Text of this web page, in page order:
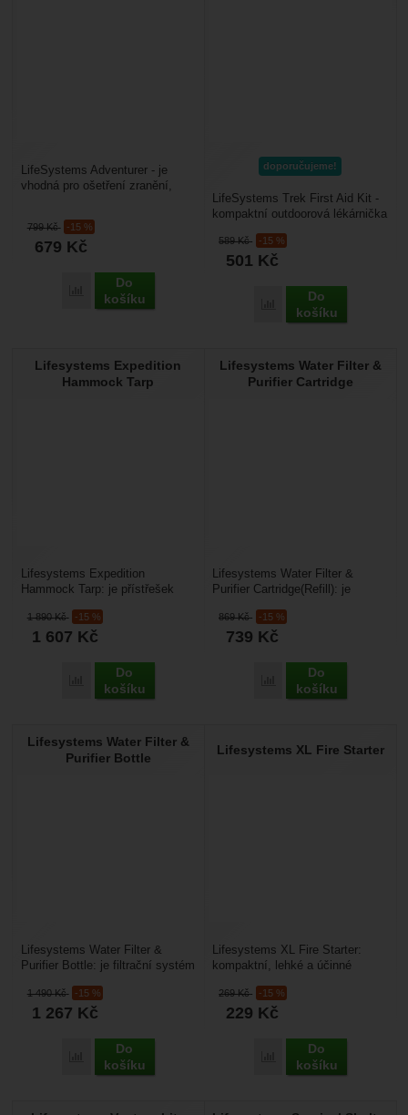
799Kč -15 %
679 Kč
Přidat 'LifeSystems Adventurer' k porovnání
Do
košíku
LifeSystems Adventurer - je
vhodná pro ošetření zranění,
pobytu v přírodě,...
doporučujeme!
589Kč -15 %
501 Kč
Přidat 'LifeSystems
Do
košíku
LifeSystems Trek First Aid Kit -
kompaktní outdoorová lékárnička
outdoorové sporty...
Lifesystems Expedition
Hammock Tarp
1 890Kč -15 %
1 607 Kč
Přidat 'Lifesystems Expedition Hammock Tarp' k porovnání
Do
košíku
Lifesystems Expedition
Hammock Tarp: je přístřešek
potřebného zázemí před...
Lifesystems Water Filter &
Purifier Cartridge
869Kč -15 %
739 Kč
Přidat 'Lifesystems
Do
košíku
Lifesystems Water Filter &
Purifier Cartridge(Refill): je
Lifesystems...
Lifesystems Water Filter &
Purifier Bottle
1 490Kč -15 %
1 267 Kč
Přidat 'Lifesystems Water Filter &amp; Purifier Bottle' k
Do
košíku
Lifesystems Water Filter &
Purifier Bottle: je filtrační systém
cestovatele....
Lifesystems XL Fire Starter
269Kč -15 %
229 Kč
Přidat 'Lifesystems XL
Do
košíku
Lifesystems XL Fire Starter:
kompaktní, lehké a účinné
použitím. XL Fire...